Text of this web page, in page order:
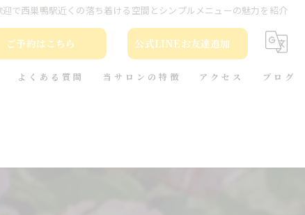
で西巣鴨駅近くの落ち着ける空間とシンプルメニューの魅力を紹介
ご予約はこちら 公式LINEお友達追加
よくある質問 当サロンの特徴 アクセス ブログ